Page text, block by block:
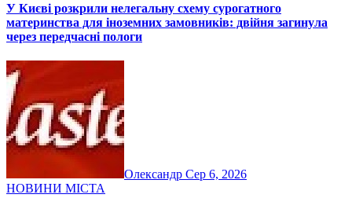
У Києві розкрили нелегальну схему сурогатного
материнства для іноземних замовників: двійня загинула
через передчасні пологи
Олександр Сер 6, 2026
НОВИНИ МІСТА